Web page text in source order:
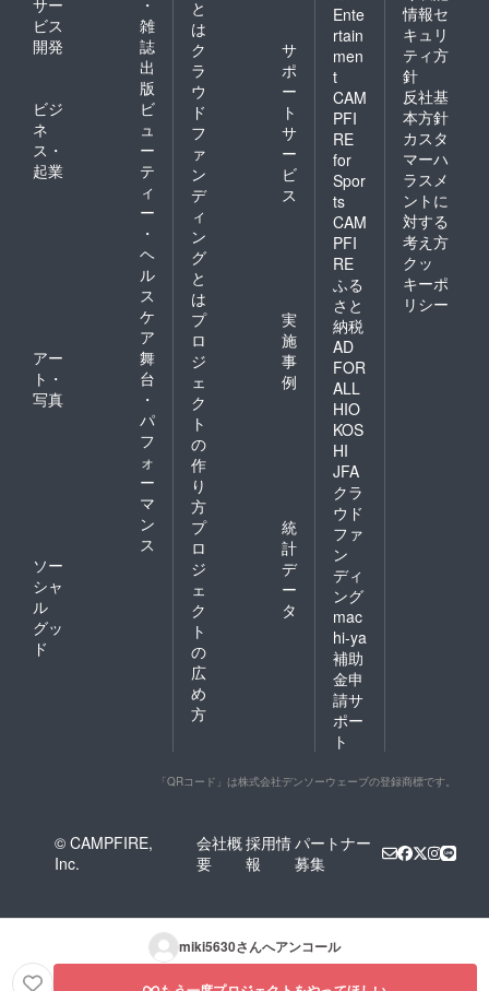
ビス
開発
雑
誌
出
版
ビジ
ネ
ス・
起業
ビ
ュ
ー
テ
ィ
ー
・
ヘ
ル
ス
ケ
ア
アー
ト・
写真
舞
台
・
パ
フ
ォ
ー
マ
ン
ス
ソー
シャ
ル
グッ
ド
と
は
ク
ラ
ウ
ド
フ
ァ
ン
デ
ィ
ン
グ
と
は
サ
ポ
ー
ト
サ
ー
ビ
ス
プ
ロ
ジ
ェ
ク
ト
の
作
り
方
実
施
事
例
プ
ロ
ジ
ェ
ク
ト
の
広
め
方
統
計
デ
ー
タ
Ente
rtain
men
t
CAM
PFI
RE
for
Spor
ts
CAM
PFI
RE
ふる
さと
納税
AD
FOR
ALL
HIO
KOS
HI
JFA
クラ
ウド
ファ
ン
ディ
ング
mac
hi-ya
補助
金申
請サ
ポー
ト
情報セ
キュリ
ティ方
針
反社基
本方針
カスタ
マーハ
ラスメ
ントに
対する
考え方
クッ
キーポ
リシー
「QRコード」は株式会社デンソーウェーブの登録商標です。
© CAMPFIRE,
Inc.
会社概
要
採用情
報
パートナー
募集
miki5630さんへアンコール